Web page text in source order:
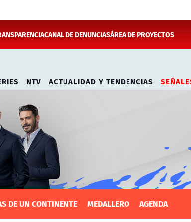
CANAL DE DENUNCIASÁREA DE PROYECTOS
NTV ACTUALIDAD Y TENDENCIAS
DE UN CONTINENTE MEDALLERO AGENDA